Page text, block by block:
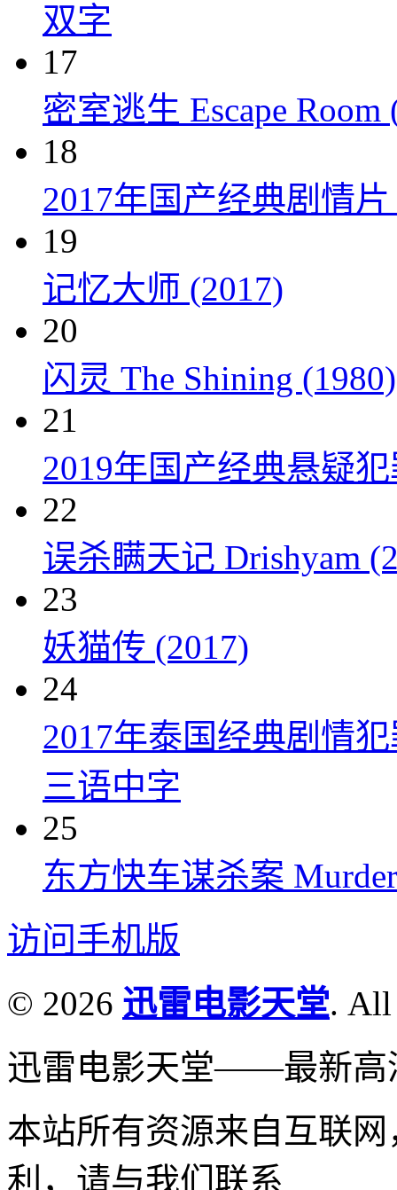
双字
17
密室逃生 Escape Room
18
2017年国产经典剧情
19
记忆大师 (2017)
20
闪灵 The Shining (1980)
21
2019年国产经典悬疑
22
误杀瞒天记 Drishyam
23
妖猫传 (2017)
24
2017年泰国经典剧情
三语中字
25
东方快车谋杀案
访问手机版
© 2026 迅雷电影天堂. All
迅雷电影天堂——最新高
本站所有资源来自互联
利，请与我们联系